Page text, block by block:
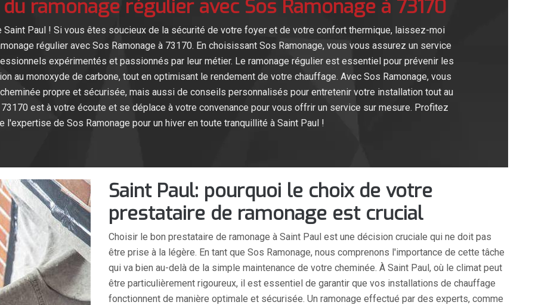
ramonage régulier avec Sos Ramonage à 73170
Saint Paul ! Si vous êtes soucieux de la sécurité de votre foyer et de votre confort thermique, laissez-moi
régulier avec Sos Ramonage à 73170. En choisissant Sos Ramonage, vous vous assurez un service
expérimentés et passionnés par leur métier. Le ramonage régulier est essentiel pour prévenir les
au monoxyde de carbone, tout en optimisant le rendement de votre chauffage. Avec Sos Ramonage, vous
propre et sécurisée, mais aussi de conseils personnalisés pour entretenir votre installation tout au
est à votre écoute et se déplace à votre convenance pour vous offrir un service sur mesure. Profitez
l'expertise de Sos Ramonage pour un hiver en toute tranquillité à Saint Paul !
Saint Paul: pourquoi le choix de votre
prestataire de ramonage est crucial
Choisir le bon prestataire de ramonage à Saint Paul est une décision cruciale qui ne doit pas
être prise à la légère. En tant que Sos Ramonage, nous comprenons l'importance de cette tâche
qui va bien au-delà de la simple maintenance de votre cheminée. À Saint Paul, où le climat peut
être particulièrement rigoureux, il est essentiel de garantir que vos installations de chauffage
fonctionnent de manière optimale et sécurisée. Un ramonage effectué par des experts, comme